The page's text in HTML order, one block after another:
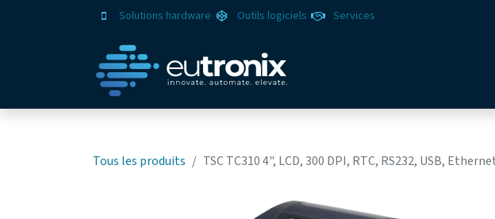
Solutions hardware Outils logiciels Services
Tous les produits TSC TC310 4", LCD, 300 DPI, RTC, RS232, USB,